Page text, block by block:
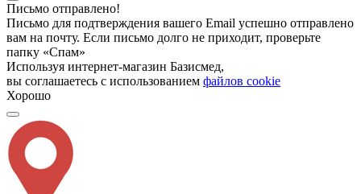
Письмо отправлено!
Письмо для подтверждения вашего Email успешно отправлено
вам на почту. Если письмо долго не приходит, проверьте
папку «Спам»
Используя интернет-магазин Базисмед,
вы соглашаетесь с использованием файлов cookie
Хорошо